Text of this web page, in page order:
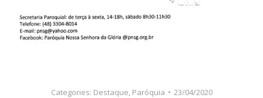
Categories: Destaque Paróquia 23/04/2020